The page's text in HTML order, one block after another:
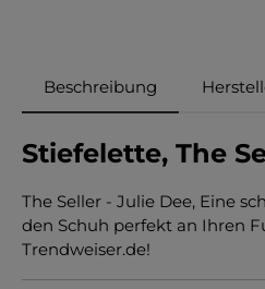
Beschreibung
Stiefelette, The
The Seller - Julie Dee, Eine
den Schuh perfekt an Ihren
Trendweiser.de!